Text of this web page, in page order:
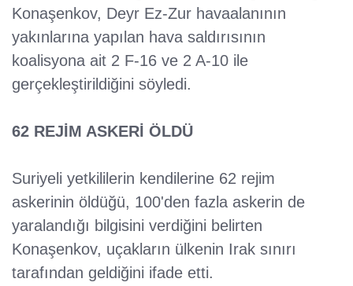
Konaşenkov, Deyr Ez-Zur havaalanının
yakınlarına yapılan hava saldırısının
koalisyona ait 2 F-16 ve 2 A-10 ile
gerçekleştirildiğini söyledi.
62 REJİM ASKERİ ÖLDÜ
Suriyeli yetkililerin kendilerine 62 rejim
askerinin öldüğü, 100'den fazla askerin de
yaralandığı bilgisini verdiğini belirten
Konaşenkov, uçakların ülkenin Irak sınırı
tarafından geldiğini ifade etti.